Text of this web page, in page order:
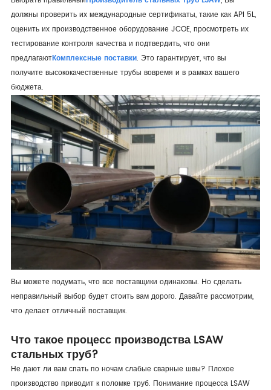
должны проверить их международные сертификаты, такие как API 5L,
оценить их производственное оборудование JCOE, просмотреть их
тестирование контроля качества и подтвердить, что они
предлагаютКомплексные поставки. Это гарантирует, что вы
получите высококачественные трубы вовремя и в рамках вашего
бюджета.
Вы можете подумать, что все поставщики одинаковы. Но сделать
неправильный выбор будет стоить вам дорого. Давайте рассмотрим,
что делает отличный поставщик.
Что такое процесс производства LSAW
стальных труб?
Не дают ли вам спать по ночам слабые сварные швы? Плохое
производство приводит к поломке труб. Понимание процесса LSAW